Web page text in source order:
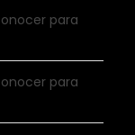
para
para